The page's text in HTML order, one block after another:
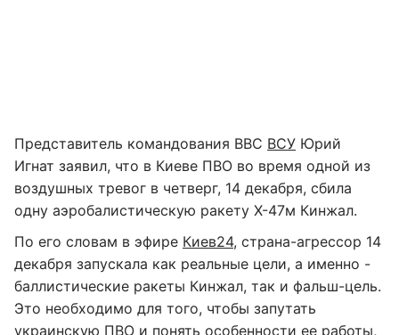
Представитель командования ВВС ВСУ Юрий
Игнат заявил, что в Киеве ПВО во время одной из
воздушных тревог в четверг, 14 декабря, сбила
одну аэробалистическую ракету Х-47м Кинжал.
По его словам в эфире Киев24, страна-агрессор 14
декабря запускала как реальные цели, а именно -
баллистические ракеты Кинжал, так и фальш-цель.
Это необходимо для того, чтобы запутать
украинскую ПВО и понять особенности ее работы,